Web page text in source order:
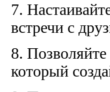
7.
встречи с
8.
который